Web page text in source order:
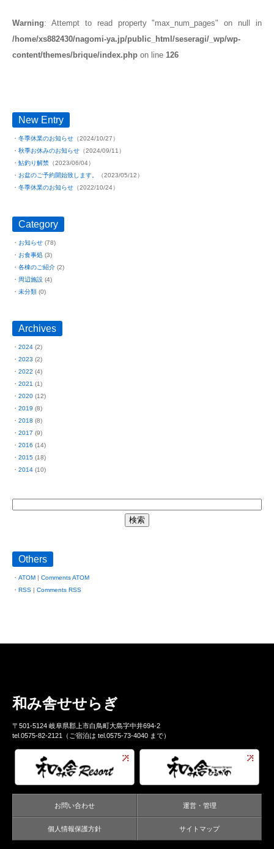
Warning: Attempt to read property "max_num_pages" on null in
/home/xs882430/nagomi-ya.jp/public_html/seseragi/_wp/wp-
content/themes/brique/index.php on line 126
New Entry
冬季休業のお知らせ （2024/10/27）
秋季お休みのお知らせ （2024/09/11）
鮎釣り解禁 （2023/06/04）
お盆のご予約開始致します。
（2023/05/12）
冬季休業のお知らせ （2022/10/24）
Category
お知らせ (78)
お食事処 (3)
各棟のご紹介 (2)
周辺施設 (4)
未分類 (0)
Archives
2024 (2)
2023 (2)
2022 (4)
2021 (1)
2020 (12)
2019 (8)
2018 (8)
2017 (9)
2016 (14)
2015 (18)
2014 (10)
Others
ATOM | Comments ATOM
RSS | Comments RSS
和み舎せせらぎ
〒501-5124 岐阜県郡上市白鳥町大島字中井694-2
tel.0575-82-2121（ご宿泊は tel.0575-73-4040 まで）
お問い合わせ 運営・管理
個人情報保護方針 サイトマップ